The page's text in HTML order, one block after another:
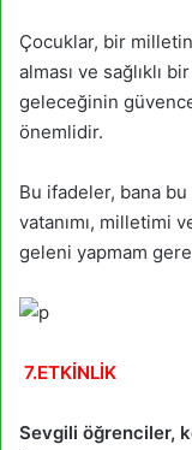
Çocuklar, bir
alması ve sağlıklı
geleceğinin güvence
önemlidir.
Bu ifadeler, bana
vatanımı, milletimi
geleni yapmam
7.ETKİNLİK
Sevgili öğrenciler,